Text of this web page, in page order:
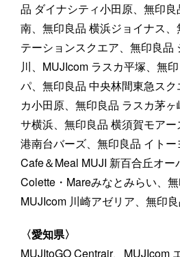
品 ダイナシティ小田原、無印
南、無印良品 横浜ジョイナス
テーションスクエア、無印良品
川、MUJIcom ラスカ平塚、無
パ、無印良品 中央林間東急ス
カ小田原、無印良品 ラスカ茅
サ横浜、無印良品 横須賀モア
港南台バーズ、無印良品 イトー
Cafe＆Meal MUJI 新百合丘オー
Colette・Mareみなとみらい、無
MUJIcom 川崎アゼリア、無印
〈愛知県〉
MUJItoGO Centrair、MUJIcom